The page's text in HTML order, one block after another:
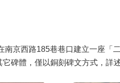
南京西路185巷巷口建立一座「
碑體，僅以銅刻碑文方式，詳